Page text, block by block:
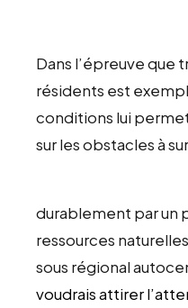
Dans l’épreuve que
résidents est
conditions lui
sur les obstacles à
durablement par un
ressources
sous régional
voudrais attirer